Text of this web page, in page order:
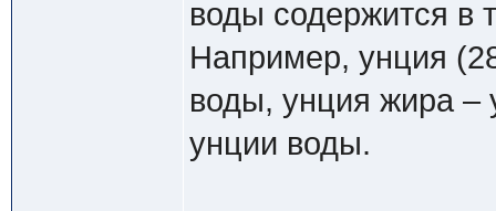
воды содержится в
Например, унция
воды, унция жира –
унции воды.